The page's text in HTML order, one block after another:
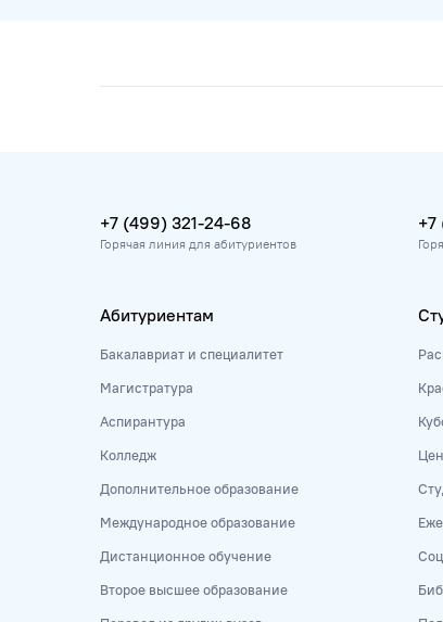
+7 (499) 321-24-68
Горячая линия для абитуриентов
+7
Абитуриентам
Бакалавриат и специалитет
Магистратура
Аспирантура
Колледж
Дополнительное образование
Международное образование
Дистанционное обучение
Второе высшее образование